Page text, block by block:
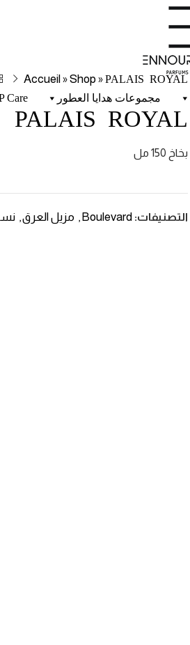
مجموعات هدايا العطور Care
Accueil »Shop»PALAIS ROYAL
PALAIS ROYAL
بخاخ 150 مل
التصنيفات: Boulevard
, مزيل العرق,